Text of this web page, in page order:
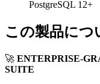
PostgreSQL 12+
この製品につ
🚀 ENTERPRISE-
SUITE